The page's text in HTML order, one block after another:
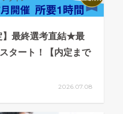
】最終選考直結★最
タート！【内定まで
2026.07.08